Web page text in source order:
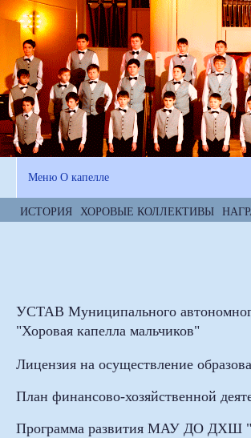
Меню О капелле
ИСТОРИЯ ХОРОВЫЕ КОЛЛЕКТИВЫ
УСТАВ Муниципального
"Хоровая капелла мальчиков"
Лицензия на осуществление
План финансово-хозяйственной
Программа развития МАУ ДО ДХШ